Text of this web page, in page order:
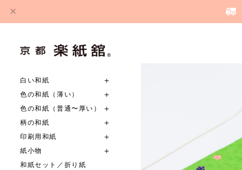
白い和紙
色の和紙（薄い）
色の和紙（普通〜厚い）
柄の和紙
印刷用和紙
紙小物
和紙セット／折り紙